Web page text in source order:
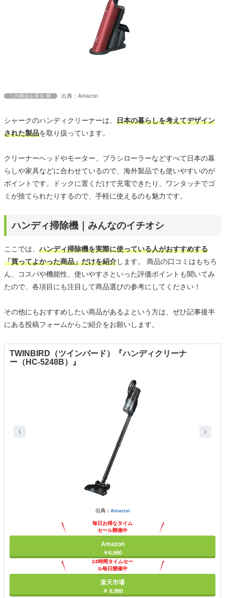
この商品を見る 出典：Amazon
シャークのハンディクリーナーは、 日本の暮らしを考えてデザイン
された製品を取り扱っています。
クリーナーヘッドやモーター、ブラシローラーなどすべて日本の暮
らしや家具などに合わせているので、海外製品でも使いやすいのが
ポイントです。ドックに置くだけで充電できたり、ワンタッチでゴ
ミが捨てられたりするので、手軽に使えるのも魅力です。
ハンディ掃除機｜みんなのイチオシ
ここでは、ハンディ掃除機を実際に使っている人がおすすめする
「買ってよかった商品」だけを紹介します。 商品の口コミはもちろ
ん、コスパや機能性、使いやすさといった評価ポイントも聞いてみ
たので、各項目にも注目して商品選びの参考にしてください！
その他にもおすすめしたい商品があるよという方は、ぜひ記事後半
にある投稿フォームからご紹介をお願いします。
TWINBIRD（ツインバード）『ハンディクリーナ
ー（HC-5248B）』
出典： Amazon
毎日お得なタイム
セール開催中
Amazon
￥6,980
24時間タイムセー
ル毎日開催中
楽天市場
￥ 6,980